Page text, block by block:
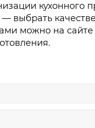
кухонного
— выбрать
можно на сайте